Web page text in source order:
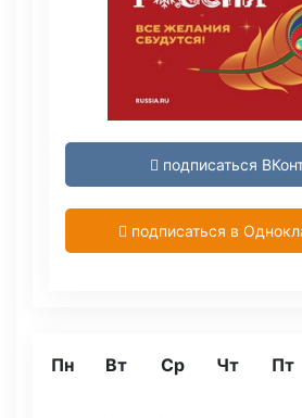
подписаться
подписаться в
Пн Вт Ср Чт Пт